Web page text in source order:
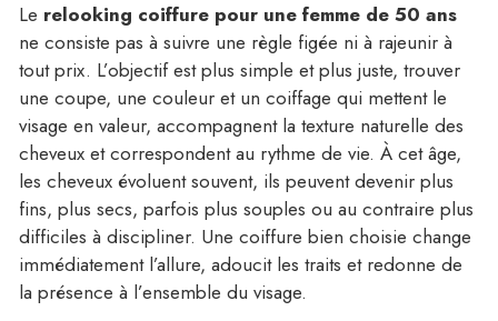
Le relooking coiffure pour une femme de 50 ans
ne consiste pas à suivre une règle figée ni à rajeunir à
tout prix. L’objectif est plus simple et plus juste, trouver
une coupe, une couleur et un coiffage qui mettent le
visage en valeur, accompagnent la texture naturelle des
cheveux et correspondent au rythme de vie. À cet âge,
les cheveux évoluent souvent, ils peuvent devenir plus
fins, plus secs, parfois plus souples ou au contraire plus
difficiles à discipliner. Une coiffure bien choisie change
immédiatement l’allure, adoucit les traits et redonne de
la présence à l’ensemble du visage.